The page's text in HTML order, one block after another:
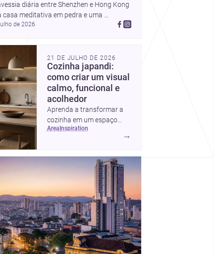
diária entre Shenzhen e Hong Kong
casa meditativa em pedra e uma
que celebra a luz em Newtown, a
Descubra mais inspiração,
de 2026
21 DE JULHO DE 2026
Cozinha japandi:
como criar um visual
calmo, funcional e
acolhedor
Aprenda a transformar a
cozinha em um espaço
japandi com linhas limpas,
que deixam o ambiente leve
e acolhedor.
area inspiration
→